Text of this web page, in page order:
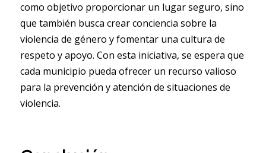
como objetivo proporcionar un lugar seguro, sino
que también busca crear conciencia sobre la
violencia de género y fomentar una cultura de
respeto y apoyo. Con esta iniciativa, se espera que
cada municipio pueda ofrecer un recurso valioso
para la prevención y atención de situaciones de
violencia.